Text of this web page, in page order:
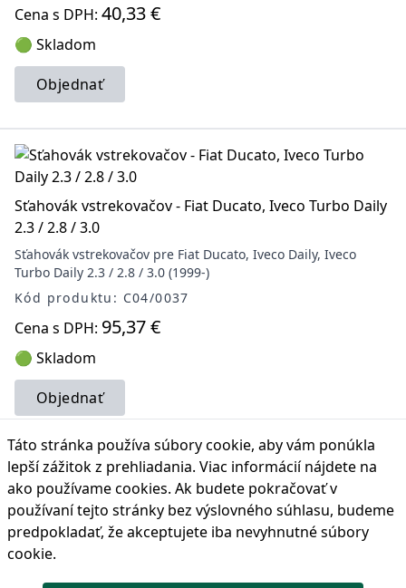
Cena s DPH: 40,33 €
🟢 Skladom
Objednať
Sťahovák vstrekovačov - Fiat Ducato, Iveco Turbo Daily
2.3 / 2.8 / 3.0
Sťahovák vstrekovačov pre Fiat Ducato, Iveco Daily, Iveco
Turbo Daily 2.3 / 2.8 / 3.0 (1999-)
Kód produktu: C04/0037
Cena s DPH: 95,37 €
🟢 Skladom
Objednať
Súprava drôtených kief, 38 kusov
Táto 38-dielna súprava drôtených kief obsahuje nerezové,
mosadzné a nylonové kefy, ktoré sú kompatibilné s priloženou
mäkkou rukoväťou alebo elektrickým náradím pre všestranné
čistenie a obrábanie.
Táto stránka používa súbory cookie, aby vám ponúkla
lepší zážitok z prehliadania. Viac informácií nájdete na
ako používame cookies. Ak budete pokračovať v
používaní tejto stránky bez výslovného súhlasu, budeme
predpokladať, že akceptujete iba nevyhnutné súbory
cookie.